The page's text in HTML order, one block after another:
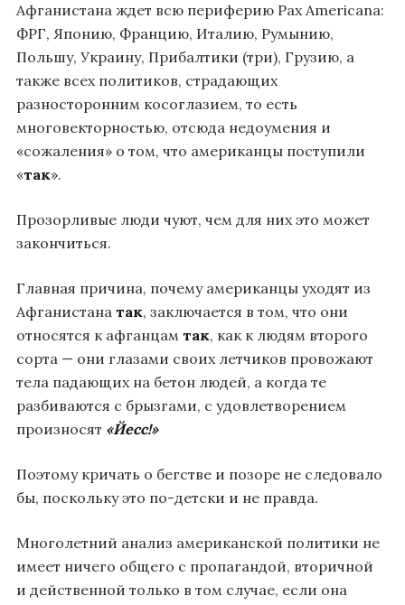
Афганистана ждет всю периферию Pax Americana:
ФРГ, Японию, Францию, Италию, Румынию,
Польшу, Украину, Прибалтики (три), Грузию, а
также всех политиков, страдающих
разносторонним косоглазием, то есть
многовекторностью, отсюда недоумения и
«сожаления» о том, что американцы поступили
«так».
Прозорливые люди чуют, чем для них это может
закончиться.
Главная причина, почему американцы уходят из
Афганистана так, заключается в том, что они
относятся к афганцам так, как к людям второго
сорта — они глазами своих летчиков провожают
тела падающих на бетон людей, а когда те
разбиваются с брызгами, с удовлетворением
произносят «Йесс!»
Поэтому кричать о бегстве и позоре не следовало
бы, поскольку это по-детски и не правда.
Многолетний анализ американской политики не
имеет ничего общего с пропагандой, вторичной
и действенной только в том случае, если она